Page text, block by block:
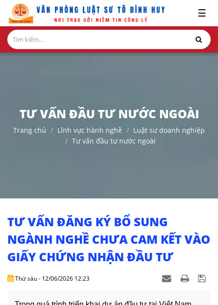
GIỚI
THIỆU
NGHIÊN
CỨU-
DỊCH
VĂN
TỤC
☰
TƯ VẤN ĐẦU TƯ NƯỚC NGOÀI
Trang chủ Lĩnh vực hành nghề
Luật sư doanh nghiệp
Tư vấn đầu tư nước ngoài
TƯ VẤN ĐĂNG KÝ BỔ SUNG
NGÀNH NGHỀ CHƯA CAM KẾT VÀO
GIẤY CHỨNG NHẬN ĐẦU TƯ
Thứ sáu - 12/06/2026 12:23